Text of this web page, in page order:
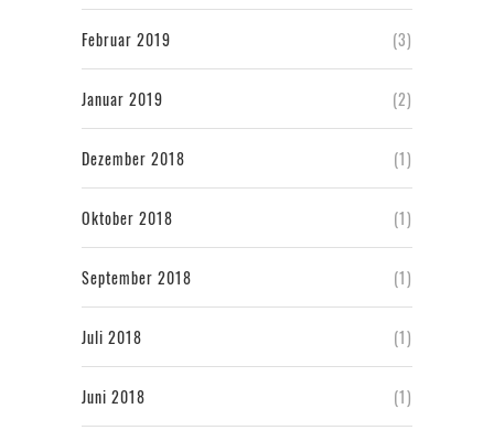
Februar 2019 (3)
Januar 2019 (2)
Dezember 2018 (1)
Oktober 2018 (1)
September 2018 (1)
Juli 2018 (1)
Juni 2018 (1)